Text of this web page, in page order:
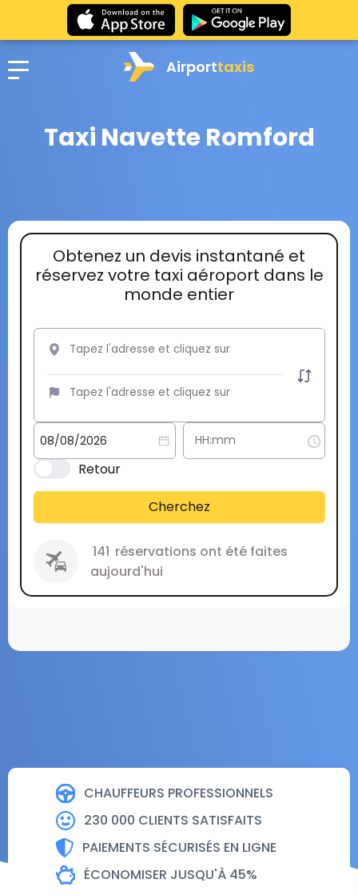
Airporttaxis
Taxi Navette Romford
CHAUFFEURS PROFESSIONNELS
230 000 CLIENTS SATISFAITS
PAIEMENTS SÉCURISÉS EN LIGNE
ÉCONOMISER JUSQU'À 45%
Obtenez un devis instantané et
réservez votre taxi aéroport dans le
monde entier
Retour
Cherchez
141 réservations ont été faites
aujourd'hui